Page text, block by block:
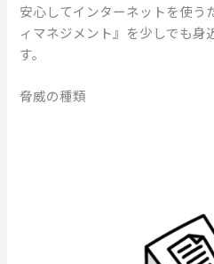
安心してインターネットを使う
ィマネジメント』を少しでも身
す。
脅威の種類